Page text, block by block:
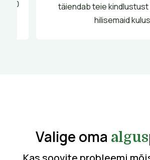
täiendab teie kindlustust ja
hilisemaid kulusid.
Valige oma algus